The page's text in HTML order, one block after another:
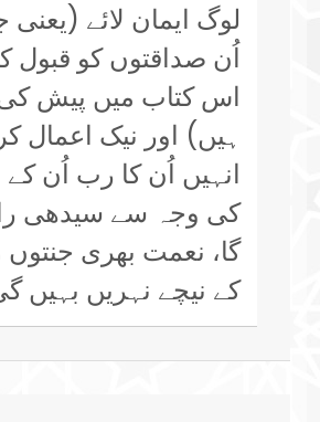
لوگ ایمان لائے (یعنی
اُن صداقتوں کو قبول
اس کتاب میں پیش
ہیں) اور نیک اعمال
انہیں اُن کا رب اُن کے
کی وجہ سے سیدھی
گا، نعمت بھری
کے نیچے نہریں بہیں